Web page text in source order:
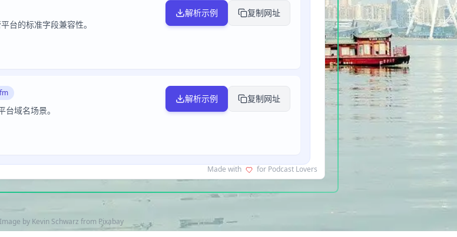
Image by Kevin Schwarz from Pixabay
台的标准字段兼容性。
解析示例 复制网址
域名场景。
解析示例 复制网址
Made with for Podcast Lovers